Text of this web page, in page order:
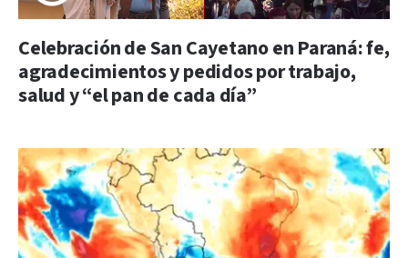
Celebración de San Cayetano en Paraná: fe,
agradecimientos y pedidos por trabajo,
salud y “el pan de cada día”